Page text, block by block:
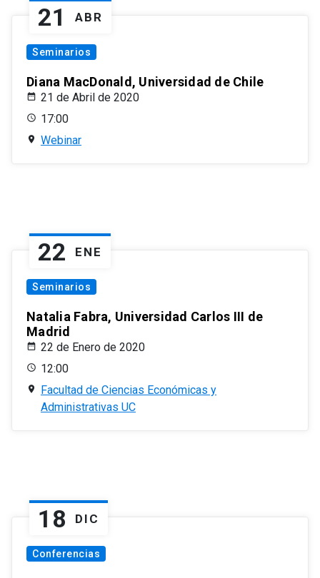
21 ABR
Seminarios
Diana MacDonald, Universidad de Chile
21 de Abril de 2020
17:00
Webinar
22 ENE
Seminarios
Natalia Fabra, Universidad Carlos III de
Madrid
22 de Enero de 2020
12:00
Facultad de Ciencias Económicas y
Administrativas UC
18 DIC
Conferencias